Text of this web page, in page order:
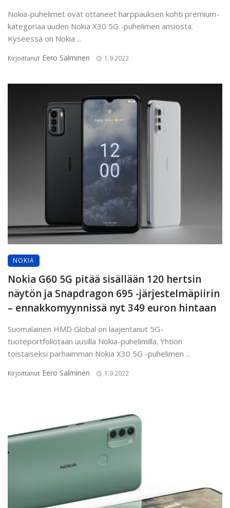
Nokia-puhelimet ovat ottaneet harppauksen kohti premium-
kategoriaa uuden Nokia X30 5G -puhelimen ansiosta.
Kyseessä on Nokia ...
Kirjoittanut Eero Salminen 1.9.2022
NOKIA
Nokia G60 5G pitää sisällään 120 hertsin
näytön ja Snapdragon 695 -järjestelmäpiirin
– ennakkomyynnissä nyt 349 euron hintaan
Suomalainen HMD Global on laajentanut 5G-
tuoteportfoliotaan uusilla Nokia-puhelimilla. Yhtiön
toistaiseksi parhaimman Nokia X30 5G -puhelimen ...
Kirjoittanut Eero Salminen 1.9.2022